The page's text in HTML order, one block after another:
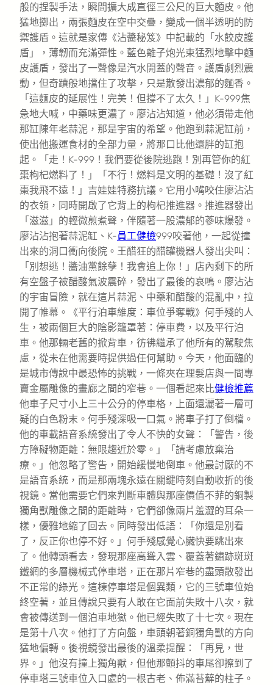
般的捏製手法，瞬間擴大成直徑三公尺的巨大麵皮。他
猛地擲出，兩張麵皮在空中交疊，變成一個半透明的防
禦護盾。這就是家傳《沾醬秘笈》中記載的「水餃皮護
盾」，薄韌而充滿彈性。藍色離子炮光束猛烈地擊中麵
皮護盾，發出了一聲像是汽水開蓋的聲音。護盾劇烈震
動，但奇蹟般地擋住了攻擊，只是散發出濃郁的麵香。
「這麵皮的延展性！完美！但撐不了太久！」K-999焦
急地大喊，中藥味更濃了。廖沾沾知道，他必須帶走他
那缸陳年老蒜泥，那是宇宙的希望。他跑到蒜泥缸前，
使出他搬運食材的全部力量，將那口比他還胖的缸抱
起。「走！K-999！我們要從後院逃跑！別再管你的紅
棗枸杞燃料了！」「不行！燃料是文明的基礎！沒了紅
棗我飛不遠！」吉娃娃特務抗議。它用小嘴咬住廖沾沾
的衣領，同時開啟了它背上的枸杞推進器。推進器發出
「滋滋」的輕微煎煮聲，伴隨著一股濃郁的蔘味爆發。
廖沾沾抱著蒜泥缸、K-員工健檢999咬著他，一起從撞
出來的洞口衝向後院。王醋狂的醋罐機器人發出尖叫：
「別想逃！醬油黨餘孽！我會追上你！」店內剩下的所
有空盤子被醋酸氣波震碎，發出了最後的哀鳴。廖沾沾
的宇宙冒險，就在這片蒜泥、中藥和醋酸的混亂中，拉
開了帷幕。《平行泊車維度：車位爭奪戰》何手殘的人
生，被兩個巨大的陰影籠罩著：停車費，以及平行泊
車。他那輛老舊的掀背車，彷彿繼承了他所有的駕駛焦
慮，從未在他需要時提供過任何幫助。今天，他面臨的
是城市傳說中最恐怖的挑戰，一條夾在理髮店與一間專
賣金屬雕像的畫廊之間的窄巷。一個看起來比健檢推薦
他車子尺寸小上三十公分的停車格，上面還灑著一層可
疑的白色粉末。何手殘深吸一口氣。將車子打了倒檔。
他的車載語音系統發出了令人不快的女聲：「警告，後
方障礙物距離：無限趨近於零。」「請考慮放棄治
療。」他忽略了警告，開始緩慢地倒車。他最討厭的不
是語音系統，而是那兩塊永遠在關鍵時刻自動收折的後
視鏡。當他需要它們來判斷車體與那座價值不菲的銅製
獨角獸雕像之間的距離時，它們卻像兩片羞澀的耳朵一
樣，優雅地縮了回去。同時發出低語：「你還是別看
了，反正你也停不好。」何手殘感覺心臟快要跳出來
了。他轉頭看去，發現那座高聳入雲、覆蓋著鏽跡斑斑
鐵網的多層機械式停車塔，正在那片窄巷的盡頭散發出
不正常的綠光。這棟停車塔是個異類，它的三號車位始
終空著，並且傳說只要有人敢在它面前失敗十八次，就
會被傳送到一個泊車地獄。他已經失敗了十七次。現在
是第十八次。他打了方向盤，車頭朝著銅獨角獸的方向
猛地偏轉。後視鏡發出最後的溫柔提醒：「再見，世
界。」他沒有撞上獨角獸，但他那顫抖的車尾卻擦到了
停車塔三號車位入口處的一根古老、佈滿苔蘚的柱子。